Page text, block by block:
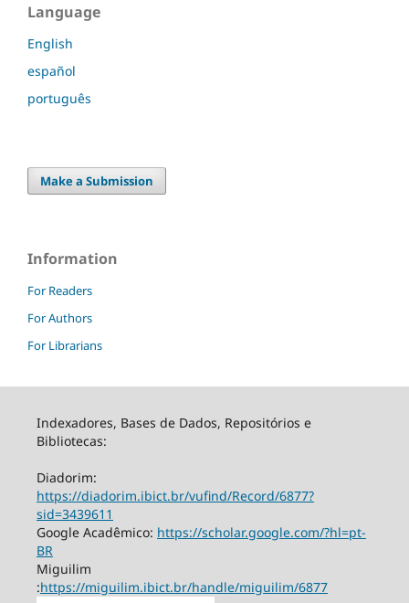
Language
English
español
português
Make a Submission
Information
For Readers
For Authors
For Librarians
Indexadores, Bases de Dados, Repositórios e
Bibliotecas:
Diadorim:
https://diadorim.ibict.br/vufind/Record/6877?
sid=3439611
Google Acadêmico: https://scholar.google.com/?hl=pt-
BR
Miguilim
:https://miguilim.ibict.br/handle/miguilim/6877